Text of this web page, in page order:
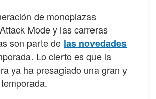
de monoplazas
Mode y las carreras
son parte de las novedades
Lo cierto es que la
ya ha presagiado una gran y